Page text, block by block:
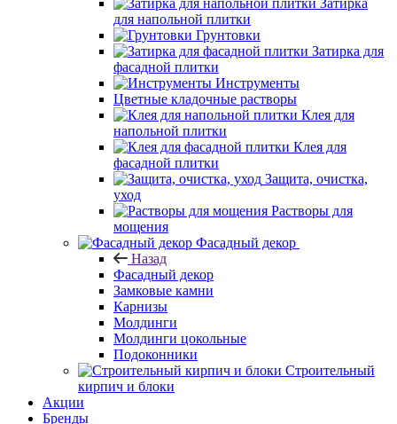
Затирка
для напольной плитки
Грунтовки
Затирка для
фасадной плитки
Инструменты
Цветные кладочные растворы
Клея для
напольной плитки
Клея для
фасадной плитки
Защита, очистка,
уход
Растворы для
мощения
Фасадный декор
Назад
Фасадный декор
Замковые камни
Карнизы
Молдинги
Молдинги цокольные
Подоконники
Строительный
кирпич и блоки
Акции
Бренды